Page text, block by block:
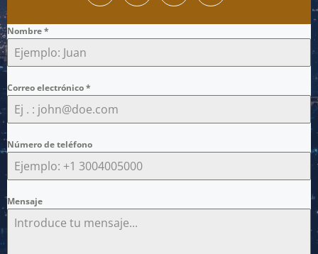
Nombre*
Correo electrónico*
Número de teléfono
Mensaje